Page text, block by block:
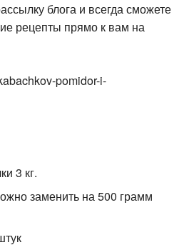
блога и всегда сможете
рецепты прямо к вам на
3 кг.
заменить на 500 грамм